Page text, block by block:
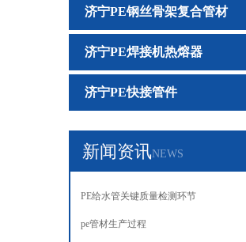
济宁PE钢丝骨架复合管材
济宁PE焊接机热熔器
济宁PE快接管件
新闻资讯NEWS
PE给水管关键质量检测环节‌‌
pe管材生产过程